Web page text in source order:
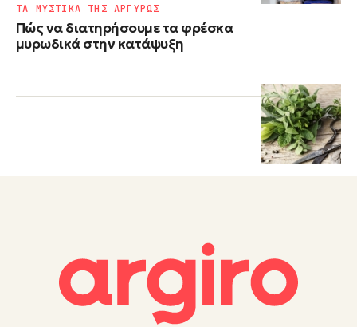
Πώς να διατηρήσουμε τα φρέσκα
μυρωδικά στην κατάψυξη
ΤΑ ΜΥΣΤΙΚΑ ΤΗΣ ΑΡΓΥΡΩΣ